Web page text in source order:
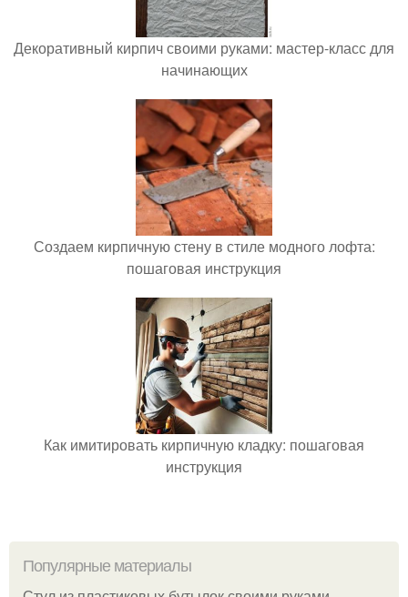
Декоративный кирпич своими руками: мастер-класс для
начинающих
Создаем кирпичную стену в стиле модного лофта:
пошаговая инструкция
Как имитировать кирпичную кладку: пошаговая
инструкция
Популярные материалы